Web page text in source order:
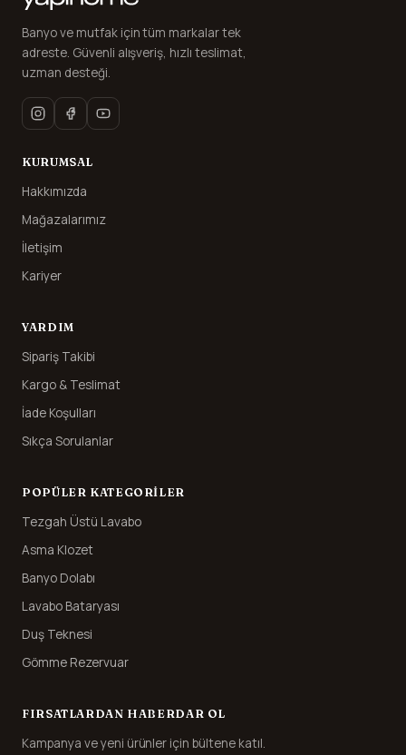
Banyo ve mutfak için tüm markalar tek
adreste. Güvenli alışveriş, hızlı teslimat,
uzman desteği.
KURUMSAL
Hakkımızda
Mağazalarımız
İletişim
Kariyer
YARDIM
Sipariş Takibi
Kargo & Teslimat
İade Koşulları
Sıkça Sorulanlar
POPÜLER KATEGORILER
Tezgah Üstü Lavabo
Asma Klozet
Banyo Dolabı
Lavabo Bataryası
Duş Teknesi
Gömme Rezervuar
FIRSATLARDAN HABERDAR OL
Kampanya ve yeni ürünler için bültene katıl.